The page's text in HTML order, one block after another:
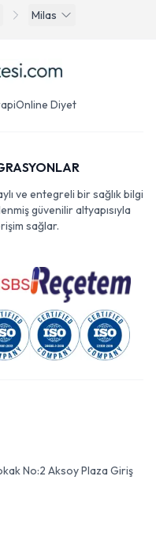
Milas
Online Diyet
ve entegreli bir sağlık bilgi
güvenilir altyapısıyla
sağlar.
No:2 Aksoy Plaza Giriş